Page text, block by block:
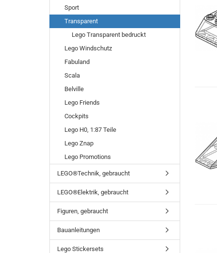
Sport
Transparent
Lego Transparent bedruckt
Lego Windschutz
Fabuland
Scala
Belville
Lego Friends
Cockpits
Lego H0, 1:87 Teile
Lego Znap
Lego Promotions
LEGO®Technik, gebraucht
LEGO®Elektrik, gebraucht
Figuren, gebraucht
Bauanleitungen
Lego Stickersets